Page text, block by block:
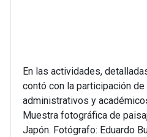
En las actividades,
contó con la participación
administrativos y
Muestra fotográfica de
Japón. Fotógrafo: Eduardo